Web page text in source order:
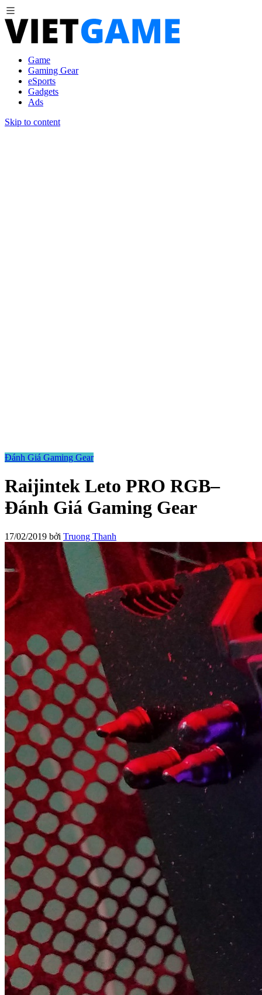
Game
Gaming Gear
eSports
Gadgets
Ads
Skip to content
Đánh Giá Gaming Gear
Raijintek Leto PRO RGB–
Đánh Giá Gaming Gear
17/02/2019 bởi Truong Thanh